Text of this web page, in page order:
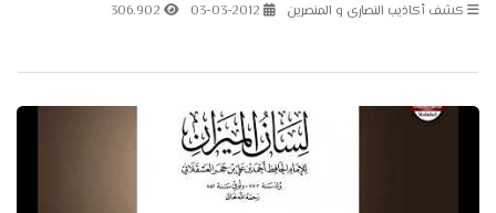
كشف أكاذيب النصارى و المنصرين 03-03-2012
306.902